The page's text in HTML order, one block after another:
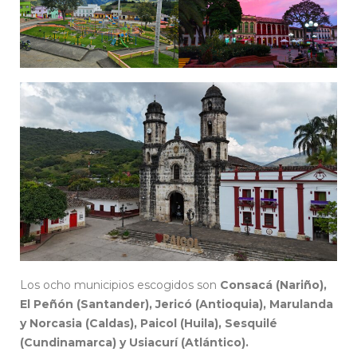
Los ocho municipios escogidos son Consacá (Nariño),
El Peñón (Santander), Jericó (Antioquia), Marulanda
y Norcasia (Caldas), Paicol (Huila), Sesquilé
(Cundinamarca) y Usiacurí (Atlántico).